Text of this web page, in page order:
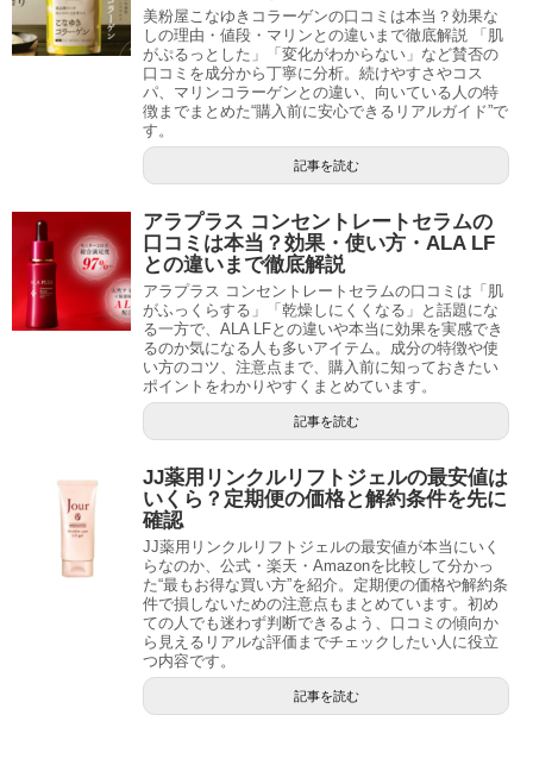
美粉屋こなゆきコラーゲンの口コミは本当？効果な
しの理由・値段・マリンとの違いまで徹底解説 「肌
がぷるっとした」「変化がわからない」など賛否の
口コミを成分から丁寧に分析。続けやすさやコス
パ、マリンコラーゲンとの違い、向いている人の特
徴までまとめた“購入前に安心できるリアルガイド”で
す。
記事を読む
アラプラス コンセントレートセラムの
口コミは本当？効果・使い方・ALA LF
との違いまで徹底解説
アラプラス コンセントレートセラムの口コミは「肌
がふっくらする」「乾燥しにくくなる」と話題にな
る一方で、ALA LFとの違いや本当に効果を実感でき
るのか気になる人も多いアイテム。成分の特徴や使
い方のコツ、注意点まで、購入前に知っておきたい
ポイントをわかりやすくまとめています。
記事を読む
JJ薬用リンクルリフトジェルの最安値は
いくら？定期便の価格と解約条件を先に
確認
JJ薬用リンクルリフトジェルの最安値が本当にいく
らなのか、公式・楽天・Amazonを比較して分かっ
た“最もお得な買い方”を紹介。定期便の価格や解約条
件で損しないための注意点もまとめています。初め
ての人でも迷わず判断できるよう、口コミの傾向か
ら見えるリアルな評価までチェックしたい人に役立
つ内容です。
記事を読む